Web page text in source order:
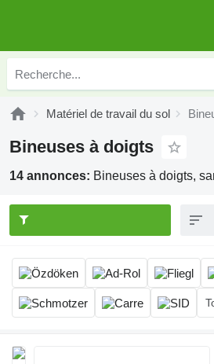
Matériel de travail du sol
Bineuses à doigts
14 annonces: Bineuses à doigts,